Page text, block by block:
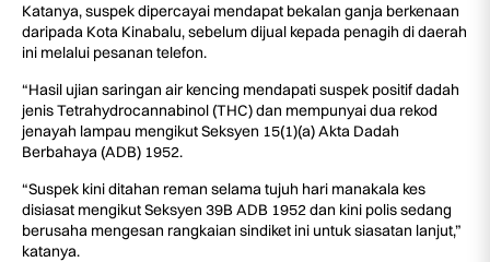
Katanya, suspek dipercayai mendapat bekalan ganja berkenaan
daripada Kota Kinabalu, sebelum dijual kepada penagih di daerah
ini melalui pesanan telefon.
“Hasil ujian saringan air kencing mendapati suspek positif dadah
jenis Tetrahydrocannabinol (THC) dan mempunyai dua rekod
jenayah lampau mengikut Seksyen 15(1)(a) Akta Dadah
Berbahaya (ADB) 1952.
“Suspek kini ditahan reman selama tujuh hari manakala kes
disiasat mengikut Seksyen 39B ADB 1952 dan kini polis sedang
berusaha mengesan rangkaian sindiket ini untuk siasatan lanjut,”
katanya.